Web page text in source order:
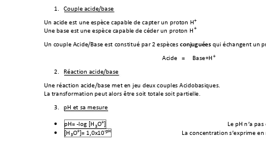
1. Couple acide/base
Un acide est une espèce capable de capter un proton H +
Une base est une espèce capable de céder un proton H +
Un couple Acide/Base est constitué par 2 espèces conjuguées qui échangent un
Acide
  =     Base+H
+
2. Réaction acide/base
Une réaction acide/base met en jeu deux couples Acidobasiques.
La transformation peut al ors être soit totale soit partielle.
3. pH et sa mesure
• pH= -log [H 3O+
    Le pH n
’a
• [H 3O+ ]= 1,0x10-pH La concentration s’exprime en